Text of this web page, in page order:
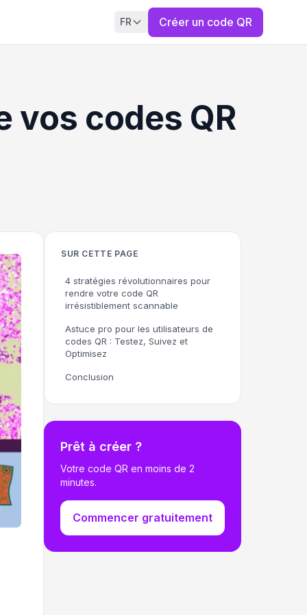
FR Créer un code QR
vos codes QR
SUR CETTE PAGE
4 stratégies révolutionnaires pour
rendre votre code QR
irrésistiblement scannable
Astuce pro pour les utilisateurs de
codes QR : Testez, Suivez et
Optimisez
Conclusion
Prêt à créer ?
Votre code QR en moins de 2
minutes.
Commencer gratuitement